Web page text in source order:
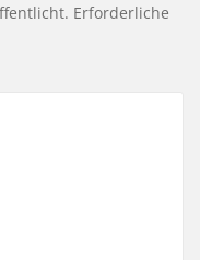
Erforderliche